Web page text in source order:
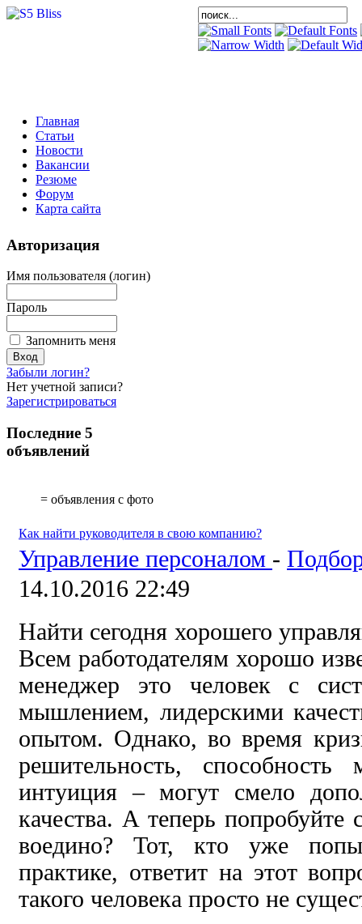
Главная
Статьи
Новости
Вакансии
Резюме
Форум
Карта сайта
Авторизация
Имя пользователя (логин)
Пароль
Запомнить меня
Забыли логин?
Нет учетной записи?
Зарегистрироваться
Последние 5
объявлений
= объявления с фото
Как найти руководителя в свою компанию?
Управление персоналом -
14.10.2016 22:49
Найти сегодня хорошего
Всем работодателям хорошо
менеджер это человек с
мышлением, лидерскими
опытом. Однако, во время
решительность,
интуиция – могут смело
качества. А теперь попробуйте
воедино? Тот, кто уже
практике, ответит на этот
такого человека просто не